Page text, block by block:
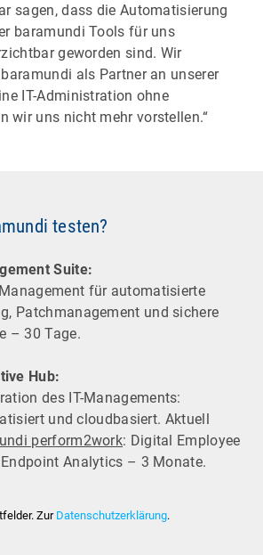
sagen, dass die Automatisierung
baramundi Tools für uns
geworden sind. Wir
als Partner an unserer
IT-Administration ohne
wir uns nicht mehr vorstellen.“
testen?
Suite:
für automatisierte
Patchmanagement und sichere
– 30 Tage.
Hub:
des IT-Managements:
und cloudbasiert. Aktuell
perform2work: Digital Employee
Analytics – 3 Monate.
Zur Datenschutzerklärung.